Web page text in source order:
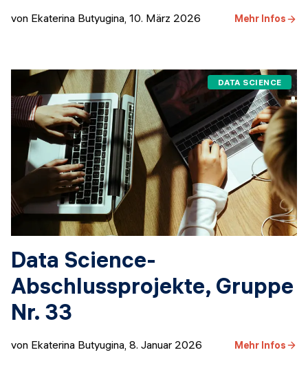
von Ekaterina Butyugina, 10. März 2026 Mehr Infos
DATA SCIENCE
Data Science-
Abschlussprojekte, Gruppe
Nr. 33
von Ekaterina Butyugina 8. Januar 2026 Mehr Infos